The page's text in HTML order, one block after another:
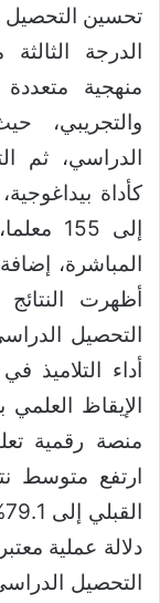
تحسين التحصيل
الدرجة
منهجية
والتجريبي،
الدراسي، ثم
كأداة
إلى
أظهرت
التحصيل
أداء التلاميذ
الإيقاظ
منصة رقمية
دلالة عملية
التحصيل